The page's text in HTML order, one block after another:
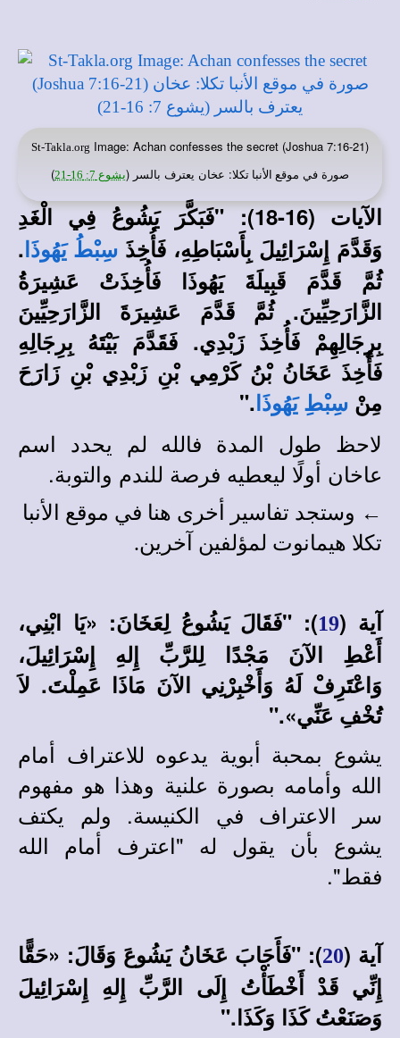
St-Takla.org Image: Achan confesses the secret (Joshua 7:16-21)
صورة في موقع الأنبا تكلا: عخان يعترف بالسر (يشوع 7: 16-21 )
الآيات (16-18): "فَبَكَّرَ يَشُوعُ فِي الْغَدِ
وَقَدَّمَ إِسْرَائِيلَ بِأَسْبَاطِهِ، فَأُخِذَ سِبْطُ يَهُوذَا .
ثُمَّ قَدَّمَ قَبِيلَةَ يَهُوذَا فَأُخِذَتْ عَشِيرَةُ
الزَّارَحِيِّينَ. ثُمَّ قَدَّمَ عَشِيرَةَ الزَّارَحِيِّينَ
بِرِجَالِهِمْ فَأُخِذَ زَبْدِي. فَقَدَّمَ بَيْتَهُ بِرِجَالِهِ
فَأُخِذَ عَخَانُ بْنُ كَرْمِي بْنِ زَبْدِي بْنِ زَارَحَ
مِنْ سِبْطِ يَهُوذَا ."
لاحظ طول المدة فالله لم يحدد اسم
عاخان أولًا ليعطيه فرصة للندم والتوبة.
← وستجد تفاسير أخرى هنا في موقع الأنبا
تكلا هيمانوت لمؤلفين آخرين.
آية (19): "فَقَالَ يَشُوعُ لِعَخَانَ: «يَا ابْنِي،
أَعْطِ الآنَ مَجْدًا لِلرَّبِّ إِلهِ إِسْرَائِيلَ،
وَاعْتَرِفْ لَهُ وَأَخْبِرْنِي الآنَ مَاذَا عَمِلْتَ. لاَ
تُخْفِ عَنِّي»."
يشوع بمحبة أبوية يدعوه للاعتراف أمام
الله وأمامه بصورة علنية وهذا هو مفهوم
سر الاعتراف في الكنيسة. ولم يكتف
يشوع بأن يقول له "اعترف أمام الله
فقط".
آية (20
): "فَأَجَابَ عَخَانُ يَشُوعَ وَقَالَ: «حَقًّا
إِنِّي قَدْ أَخْطَأْتُ إِلَى الرَّبِّ إِلهِ إِسْرَائِيلَ
وَصَنَعْتُ كَذَا وَكَذَا."